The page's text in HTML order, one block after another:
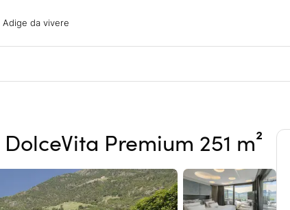
Adige da vivere
Premium 251 m²